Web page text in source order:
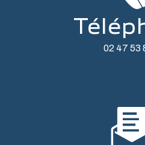
02 47 53